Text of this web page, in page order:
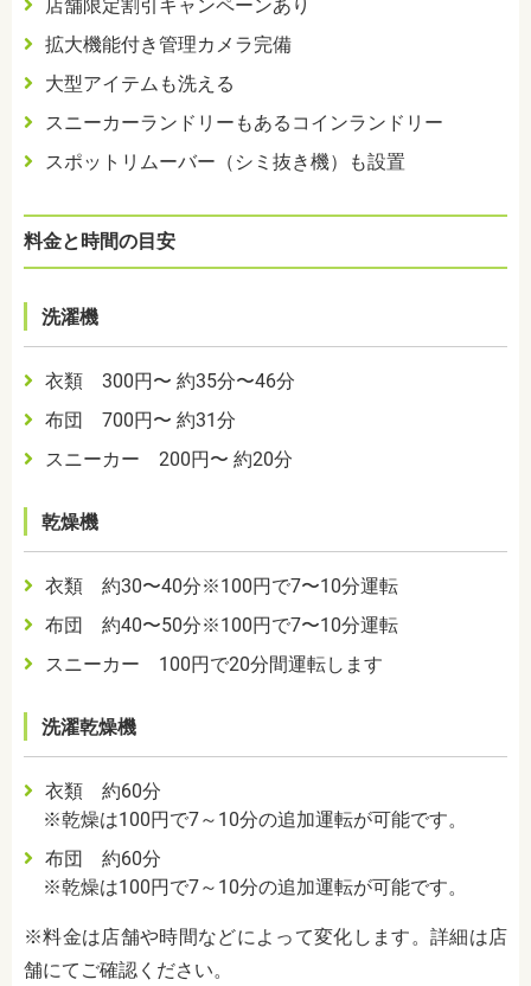
店舗限定割引キャンペーンあり
拡大機能付き管理カメラ完備
大型アイテムも洗える
スニーカーランドリーもあるコインランドリー
スポットリムーバー（シミ抜き機）も設置
料金と時間の目安
洗濯機
衣類 300円〜 約35分〜46分
布団 700円〜 約31分
スニーカー 200円〜 約20分
乾燥機
衣類 約30〜40分※100円で7〜10分運転
布団 約40〜50分※100円で7〜10分運転
スニーカー 100円で20分間運転します
洗濯乾燥機
衣類 約60分
※乾燥は100円で7～10分の追加運転が可能です。
布団 約60分
※乾燥は100円で7～10分の追加運転が可能です。
※料金は店舗や時間などによって変化します。詳細は店
舗にてご確認ください。